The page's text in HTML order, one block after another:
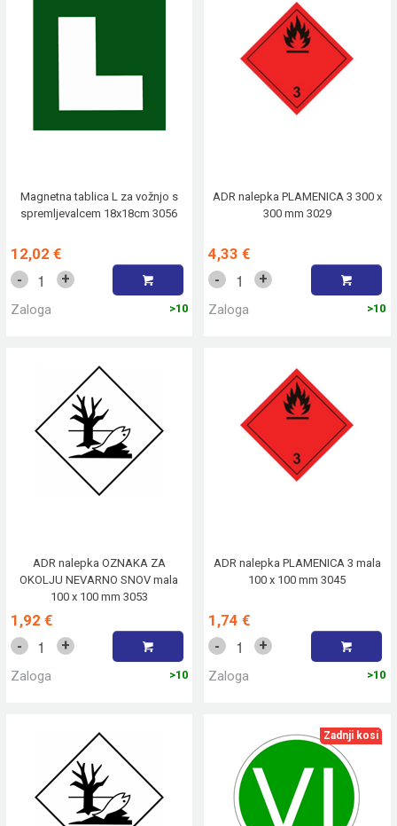
Magnetna tablica L za vožnjo s
spremljevalcem 18x18cm 3056
12,02 €
- +
Zaloga >10
ADR nalepka PLAMENICA 3 300 x
300 mm 3029
4,33 €
- +
Zaloga >10
ADR nalepka OZNAKA ZA
OKOLJU NEVARNO SNOV mala
100 x 100 mm 3053
1,92 €
- +
Zaloga >10
ADR nalepka PLAMENICA 3 mala
100 x 100 mm 3045
1,74 €
- +
Zaloga >10
Zadnji kosi